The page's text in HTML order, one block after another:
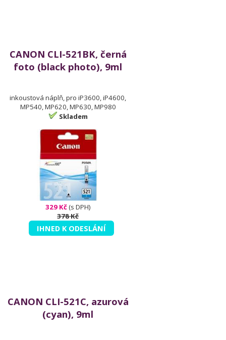
CANON CLI-521BK, černá
foto (black photo), 9ml
inkoustová náplň, pro iP3600, iP4600,
MP540, MP620, MP630, MP980
Skladem
329 Kč(s DPH)
378 Kč
IHNED K ODESLÁNÍ
CANON CLI-521C, azurová
(cyan), 9ml